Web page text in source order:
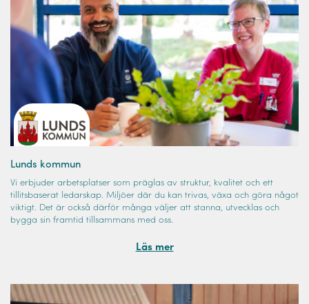
Lunds kommun
Vi erbjuder arbetsplatser som präglas av struktur, kvalitet och ett
tillitsbaserat ledarskap. Miljöer där du kan trivas, växa och göra något
viktigt. Det är också därför många väljer att stanna, utvecklas och
bygga sin framtid tillsammans med oss.
Läs mer